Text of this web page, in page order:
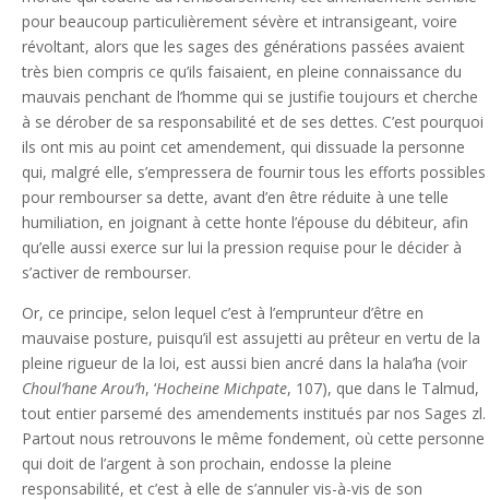
pour beaucoup particulièrement sévère et intransigeant, voire
révoltant, alors que les sages des générations passées avaient
très bien compris ce qu’ils faisaient, en pleine connaissance du
mauvais penchant de l’homme qui se justifie toujours et cherche
à se dérober de sa responsabilité et de ses dettes. C’est pourquoi
ils ont mis au point cet amendement, qui dissuade la personne
qui, malgré elle, s’empressera de fournir tous les efforts possibles
pour rembourser sa dette, avant d’en être réduite à une telle
humiliation, en joignant à cette honte l’épouse du débiteur, afin
qu’elle aussi exerce sur lui la pression requise pour le décider à
s’activer de rembourser.
Or, ce principe, selon lequel c’est à l’emprunteur d’être en
mauvaise posture, puisqu’il est assujetti au prêteur en vertu de la
pleine rigueur de la loi, est aussi bien ancré dans la hala’ha (voir
Choul’hane Arou’h, ‘Hocheine Michpate, 107), que dans le Talmud,
tout entier parsemé des amendements institués par nos Sages zl.
Partout nous retrouvons le même fondement, où cette personne
qui doit de l’argent à son prochain, endosse la pleine
responsabilité, et c’est à elle de s’annuler vis-à-vis de son